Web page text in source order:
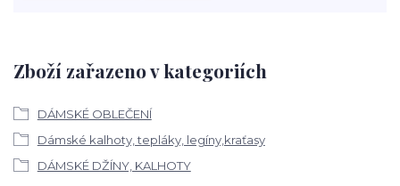
Zboží zařazeno v kategoriích
DÁMSKÉ OBLEČENÍ
Dámské kalhoty, tepláky, legíny,kraťasy
DÁMSKÉ DŽÍNY, KALHOTY